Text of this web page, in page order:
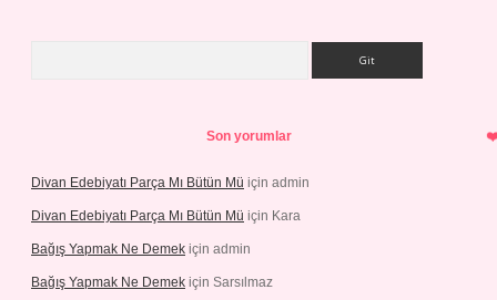
Son yorumlar
Divan Edebiyatı Parça Mı Bütün Mü için admin
Divan Edebiyatı Parça Mı Bütün Mü için Kara
Bağış Yapmak Ne Demek için admin
Bağış Yapmak Ne Demek için Sarsılmaz